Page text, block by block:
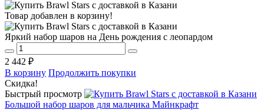
Товар добавлен в корзину!
Яркий набор шаров на День рождения с леопардом
2 442 ₽
В корзину Продолжить покупки
Скидка!
Быстрый просмотр
Большой набор шаров для мальчика Майнкрафт